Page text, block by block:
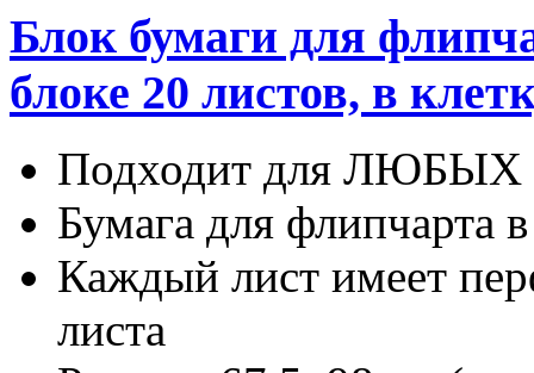
Блок бумаги для
блоке 20 листов, в
Подходит для ЛЮБЫХ
Бумага для флипчарта
Каждый лист имеет
листа